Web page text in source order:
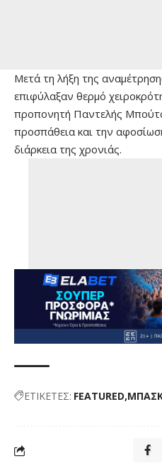
Μετά τη λήξη της
επιφύλαξαν θερμό
προπονητή Παντελής
προσπάθεια και την
διάρκεια της χρονιάς.
ΕΤΙΚΕΤΕΣ: FEATURED